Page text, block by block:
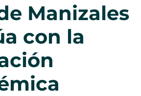
Manizales
con la